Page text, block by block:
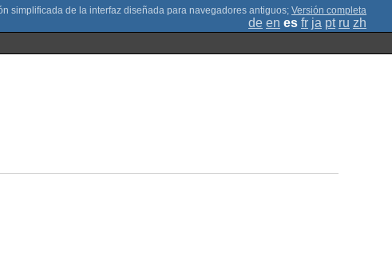
; Versión completa
de en es fr ja pt ru zh